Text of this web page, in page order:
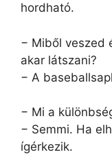
hordható.
− Miből veszed
akar látszani?
− A
− Mi a
− Semmi. Ha
ígérkezik.